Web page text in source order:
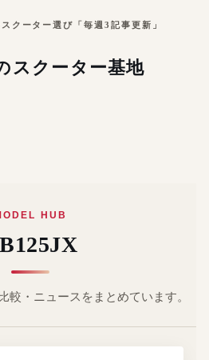
クーター選び「毎週3記事更新」
スクーター基地
HUB
較・ニュースをまとめています。